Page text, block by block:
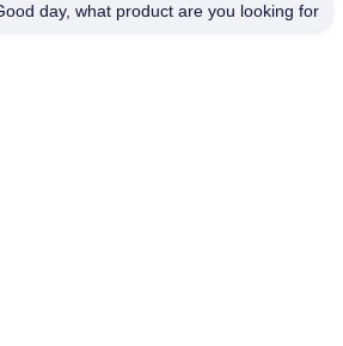
Good day, what product are you looking for?